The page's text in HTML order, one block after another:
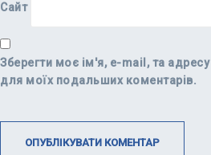
Сайт
Зберегти моє ім'я, e-mail, та адресу
для моїх подальших коментарів.